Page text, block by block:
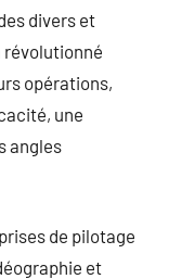
divers et
révolutionné
opérations,
une
angles
de pilotage
et